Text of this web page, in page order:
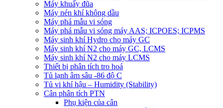
Máy khuấy đũa
Máy nén khí không dầu
Máy phá mẫu vi sóng
Máy phá mẫu vi sóng máy AAS; ICPOES; ICPMS
Máy sinh khí Hydro cho máy GC
Máy sinh khí N2 cho máy GC, LCMS
Máy sinh khí N2 cho máy LCMS
Thiết bị phân tích tro hoá
Tủ lạnh âm sâu -86 độ C
Tủ vi khí hậu – Humidity (Stability)
Cân phân tích PTN
Phụ kiện của cân